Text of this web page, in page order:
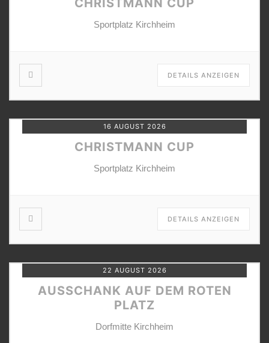
CHRISTMANN CUP
Sportplatz Kirchheim
DETAILS ANZEIGEN
16 AUGUST 2026
CHRISTMANN CUP
Sportplatz Kirchheim
DETAILS ANZEIGEN
22 AUGUST 2026
AUSSCHANK AUF DEM ROTEN
PLATZ
Dorfmitte Kirchheim